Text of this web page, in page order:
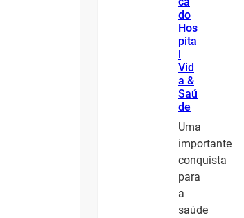
do
Hos
pita
Vid
a &
Saú
de
Uma
importante
conquista
para
a
saúde